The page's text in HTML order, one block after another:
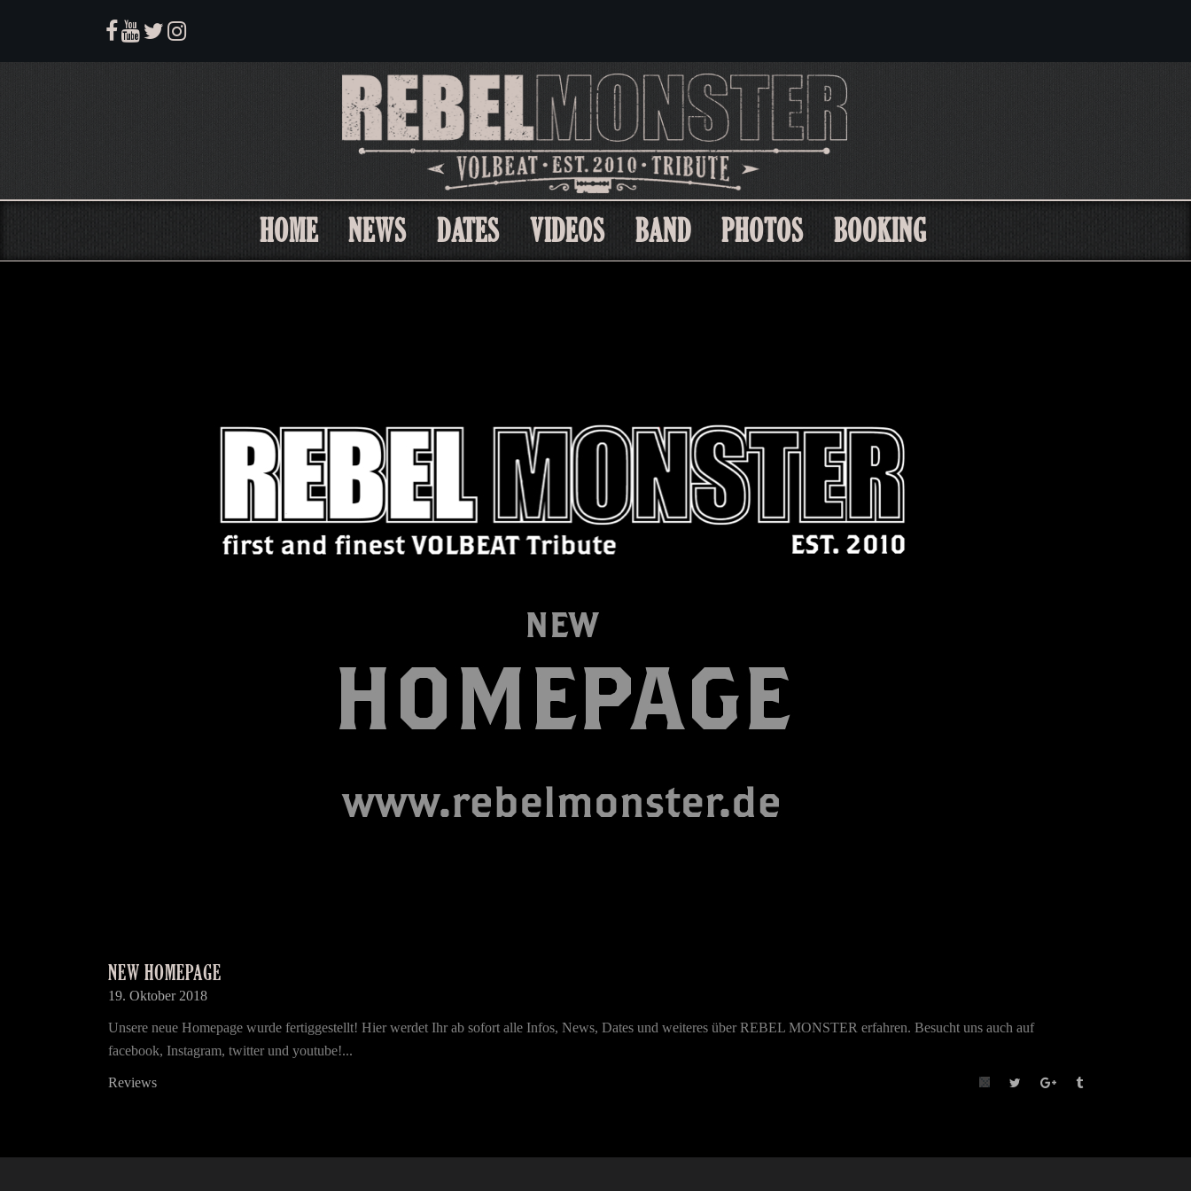
HOME NEWS DATES VIDEOS BAND PHOTOS BOOKING
NEW HOMEPAGE
19. Oktober 2018
Unsere neue Homepage wurde fertiggestellt! Hier werdet Ihr ab sofort alle Infos, News, Dates und weiteres über REBEL MONSTER erfahren. Besucht uns auch auf
facebook, Instagram, twitter und youtube!...
Reviews